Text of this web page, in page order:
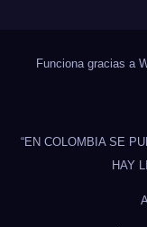
Funciona gracias a
“EN COLOMBIA SE
HAY